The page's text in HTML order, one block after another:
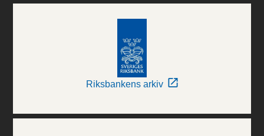
Riksbankens arkiv